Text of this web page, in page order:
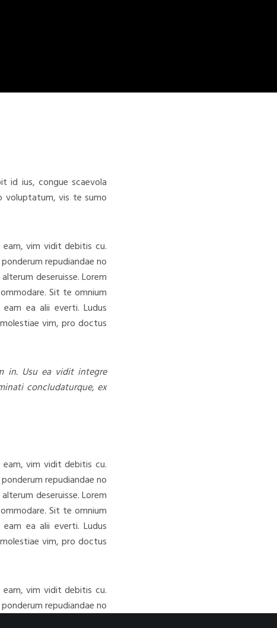
id ius, congue scaevola
voluptatum, vis te sumo
vim vidit debitis cu.
repudiandae no
deseruisse. Lorem
Sit te omnium
ea alii everti. Ludus
vim, pro doctus
in. Usu ea vidit integre
concludaturque, ex
vim vidit debitis cu.
repudiandae no
deseruisse. Lorem
Sit te omnium
ea alii everti. Ludus
vim, pro doctus
vim vidit debitis cu.
repudiandae no